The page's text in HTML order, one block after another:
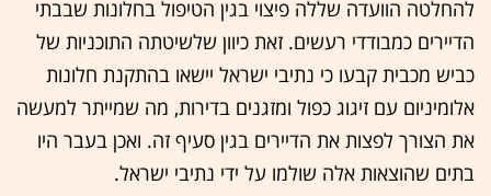
להחלטה הוועדה שללה פיצוי בגין הטיפול בחלונות שבבתי
הדיירים כמבודדי רעשים. זאת כיוון שלשיטתה התוכניות של
כביש מכבית קבעו כי נתיבי ישראל יישאו בהתקנת חלונות
אלומיניום עם זיגוג כפול ומזגנים בדירות, מה שמייתר למעשה
את הצורך לפצות את הדיירים בגין סעיף זה. ואכן בעבר היו
בתים שהוצאות אלה שולמו על ידי נתיבי ישראל.